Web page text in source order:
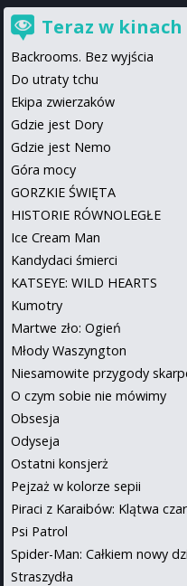
Teraz w kinach
Backrooms. Bez wyjścia
Do utraty tchu
Ekipa zwierzaków
Gdzie jest Dory
Gdzie jest Nemo
Góra mocy
GORZKIE ŚWIĘTA
HISTORIE RÓWNOLEGŁE
Ice Cream Man
Kandydaci śmierci
KATSEYE: WILD HEARTS
Kumotry
Martwe zło: Ogień
Młody Waszyngton
Niesamowite przygody
O czym sobie nie mówimy
Obsesja
Odyseja
Ostatni konsjerż
Pejzaż w kolorze sepii
Piraci z Karaibów: Klątwa
Psi Patrol
Spider-Man: Całkiem nowy
Straszydła